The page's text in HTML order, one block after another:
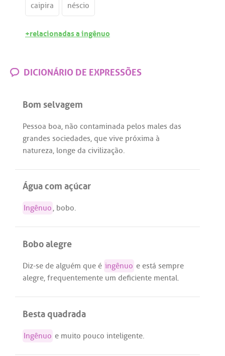
caipira néscio
+relacionadas a ingênuo
DICIONÁRIO DE EXPRESSÕES
Bom selvagem
Pessoa boa, não contaminada pelos males das
grandes sociedades, que vive próxima à
natureza, longe da civilização.
Água com açúcar
Ingênuo , bobo.
Bobo alegre
Diz-se de alguém que é ingênuo e está sempre
alegre, frequentemente um deficiente mental.
Besta quadrada
Ingênuo e muito pouco inteligente.